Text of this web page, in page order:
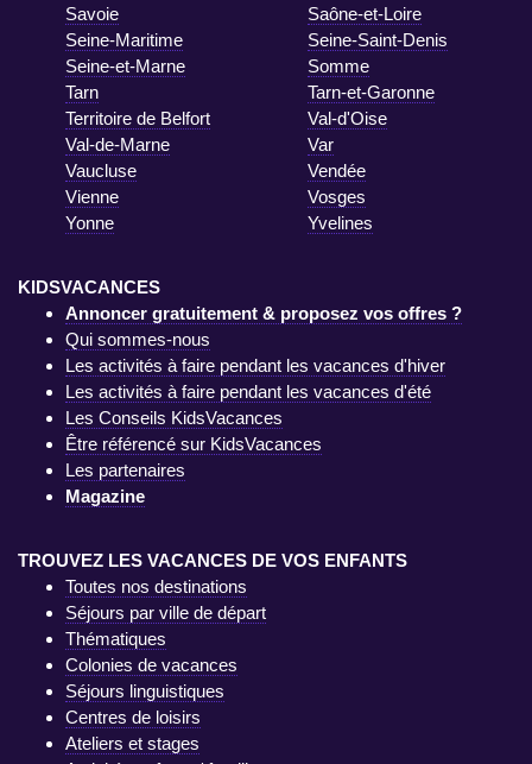
Savoie
Saône-et-Loire
Seine-Maritime
Seine-Saint-Denis
Seine-et-Marne
Somme
Tarn
Tarn-et-Garonne
Territoire de Belfort
Val-d'Oise
Val-de-Marne
Var
Vaucluse
Vendée
Vienne
Vosges
Yonne
Yvelines
KIDSVACANCES
Annoncer gratuitement & proposez vos offres ?
Qui sommes-nous
Les activités à faire pendant les vacances d'hiver
Les activités à faire pendant les vacances d'été
Les Conseils KidsVacances
Être référencé sur KidsVacances
Les partenaires
Magazine
TROUVEZ LES VACANCES DE VOS ENFANTS
Toutes nos destinations
Séjours par ville de départ
Thématiques
Colonies de vacances
Séjours linguistiques
Centres de loisirs
Ateliers et stages